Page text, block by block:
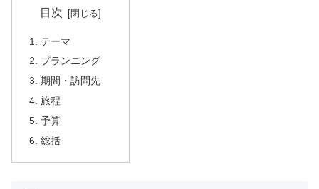
目次
テーマ
プランニング
期間・訪問先
旅程
予算
総括